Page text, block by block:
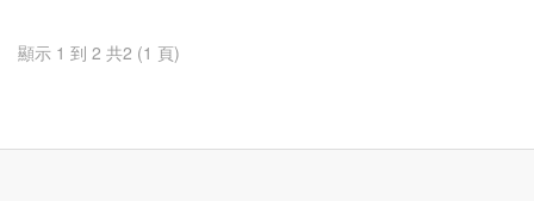
顯示 1 到 2 共2 (1 頁)